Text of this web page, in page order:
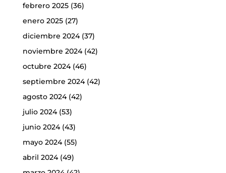
febrero 2025(36)
enero 2025(27)
diciembre 2024(37)
noviembre 2024(42)
octubre 2024(46)
septiembre 2024(42)
agosto 2024(42)
julio 2024(53)
junio 2024(43)
mayo 2024(55)
abril 2024(49)